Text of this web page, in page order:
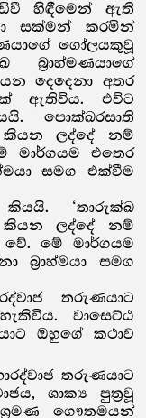
හිඳීමෙන් ඇති
සක්මන් කරමින්
ගෝලයකුවූ
බ්‍රාහ්මණයාගේ
දෙදෙනා අතර
ඇතිවිය. එවිට
පොක්ඛරසාති
කියන ලද්දේ නම්
මාර්ගයම එතෙර
සමග එක්වීම
‘තාරුක්ඛ
කියන ලද්දේ නම්
මේ මාර්ගයම
බ්‍රාහ්මයා සමග
තරුණයාට
වාසෙට්ඨ
ඔහුගේ කථාව
තරුණයාට
ශාක්‍ය පුත්‍රවූ
ගෞතමයන්